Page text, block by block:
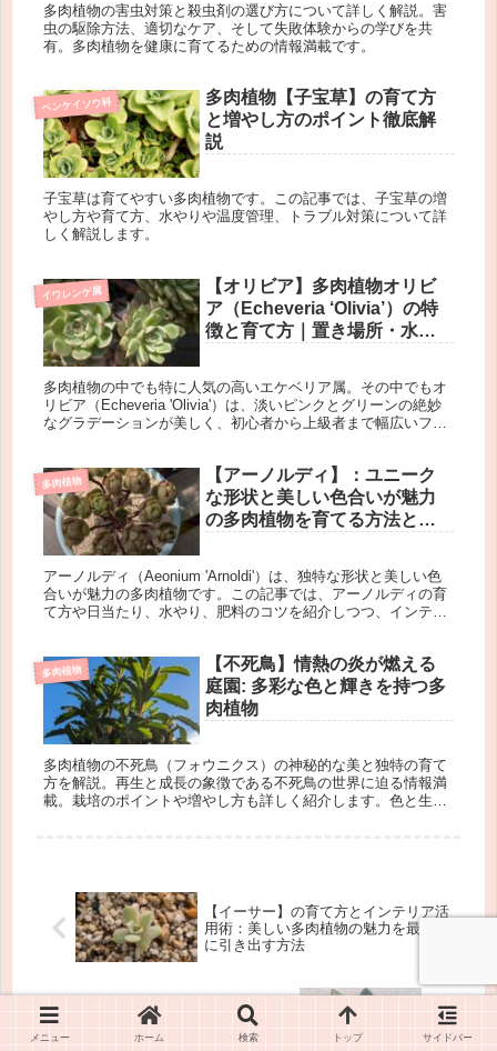
多肉植物の害虫対策と殺虫剤の選び方について詳しく解説。害
虫の駆除方法、適切なケア、そして失敗体験からの学びを共
有。多肉植物を健康に育てるための情報満載です。
ベンケイソウ科
多肉植物【子宝草】の育て方
と増やし方のポイント徹底解
説
子宝草は育てやすい多肉植物です。この記事では、子宝草の増
やし方や育て方、水やりや温度管理、トラブル対策について詳
しく解説します。
イワレンゲ属
【オリビア】多肉植物オリビ
ア（Echeveria ‘Olivia’）の特
徴と育て方｜置き場所・水や
多肉植物の中でも特に人気の高いエケベリア属。その中でもオ
リビア（Echeveria 'Olivia'）は、淡いピンクとグリーンの絶妙
なグラデーションが美しく、初心者から上級者まで幅広いファ
多肉植物
【アーノルディ】：ユニーク
な形状と美しい色合いが魅力
の多肉植物を育てる方法とイ
アーノルディ（Aeonium 'Arnoldi'）は、独特な形状と美しい色
合いが魅力の多肉植物です。この記事では、アーノルディの育
て方や日当たり、水やり、肥料のコツを紹介しつつ、インテリ
多肉植物
【不死鳥】情熱の炎が燃える
庭園: 多彩な色と輝きを持つ多
肉植物
多肉植物の不死鳥（フォウニクス）の神秘的な美と独特の育て
方を解説。再生と成長の象徴である不死鳥の世界に迫る情報満
載。栽培のポイントや増やし方も詳しく紹介します。色と生命
【イーサー】の育て方とインテリア活
用術：美しい多肉植物の魅力を最大限
に引き出す方法
【エキゾチカ】多肉植物の完全ガイ
ド：特徴・育て方・インテリア活用方
法
メニュー ホーム 検索 トップ サイドバー